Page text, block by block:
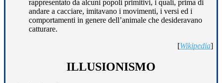
rappresentato da alcuni popoli primitivi, i quali, prima di
andare a cacciare, imitavano i movimenti, i versi ed i
comportamenti in genere dell’animale che desideravano
catturare.
[Wikipedia]
ILLUSIONISMO